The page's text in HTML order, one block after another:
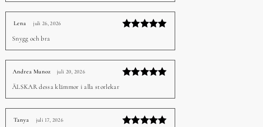
Lena juli 26, 2026
Snygg och bra
Andrea Munoz juli 20, 2026
ÄLSKAR dessa klämmor i alla storlekar
Tanya –
juli 17, 2026